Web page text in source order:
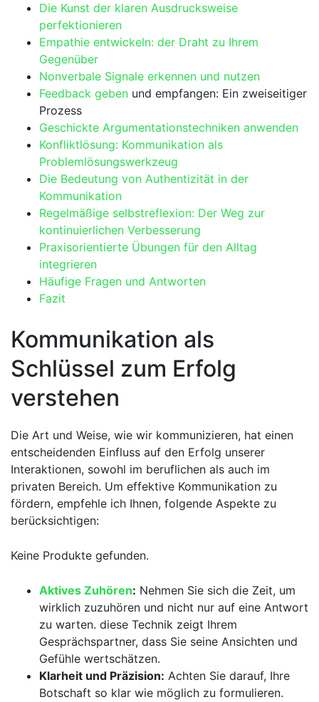
Die⁤ Kunst der ‍klaren Ausdrucksweise
perfektionieren
Empathie entwickeln:⁢ der Draht zu Ihrem
Gegenüber
Nonverbale Signale erkennen und nutzen
Feedback geben und empfangen: Ein zweiseitiger
Prozess
Geschickte Argumentationstechniken anwenden
Konfliktlösung: Kommunikation als
Problemlösungswerkzeug
Die ⁤Bedeutung⁣ von Authentizität in der
Kommunikation
Regelmäßige selbstreflexion: Der Weg zur
⁣kontinuierlichen Verbesserung
Praxisorientierte Übungen für den Alltag
integrieren
Häufige Fragen‌ und Antworten
Fazit
Kommunikation als​
Schlüssel‌ zum Erfolg‌
verstehen
Die ‍Art und Weise, wie wir ⁤kommunizieren, hat einen
entscheidenden Einfluss auf den Erfolg unserer
Interaktionen, sowohl im beruflichen als auch ⁣im
privaten Bereich. Um effektive Kommunikation zu
fördern, empfehle ich Ihnen, folgende Aspekte zu
berücksichtigen:
Keine Produkte gefunden.
Aktives Zuhören: Nehmen Sie⁣ sich die ​Zeit, um
wirklich zuzuhören und nicht nur auf eine Antwort
​zu warten. diese Technik zeigt Ihrem
Gesprächspartner, dass Sie seine ⁤Ansichten und
Gefühle wertschätzen.
Klarheit und ⁣Präzision: Achten Sie⁢ darauf, Ihre
Botschaft so klar wie möglich zu ⁤formulieren.